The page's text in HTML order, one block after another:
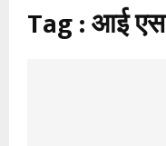
Tag : आई एस